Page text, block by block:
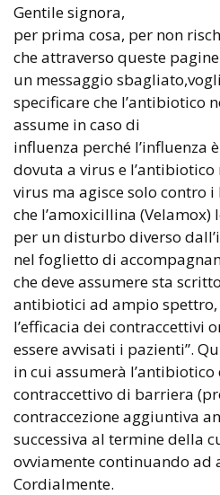
Gentile signora,
per prima cosa, per non
che attraverso queste
un messaggio
specificare che l’antibiotico
assume in caso di
influenza perché l’influenza è
dovuta a virus e
virus ma agisce solo contro
che l’amoxicillina
per un disturbo diverso
nel foglietto di
che deve assumere sta
antibiotici ad ampio
l’efficacia dei contraccettivi
essere avvisati i pazienti”.
in cui assumerà
contraccettivo di barriera
contraccezione aggiuntiva
successiva al termine della
ovviamente continuando ad
Cordialmente.